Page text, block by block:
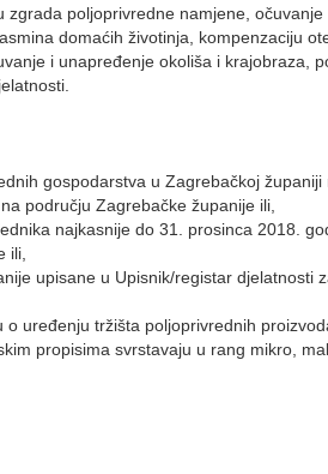
poljoprivredne namjene,
domaćih životinja, kompenzaciju
i unapređenje okoliša i krajobraza,
gospodarstva u Zagrebačkoj županiji
području Zagrebačke županije ili,
najkasnije do 31. prosinca 2018.
ili,
upisane u Upisnik/registar djelatnosti
uređenju tržišta poljoprivrednih
propisima svrstavaju u rang mikro,